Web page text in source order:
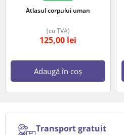
Atlasul corpului uman
125,00 lei
(cu TVA)
Adaugă în coș
Transport gratuit